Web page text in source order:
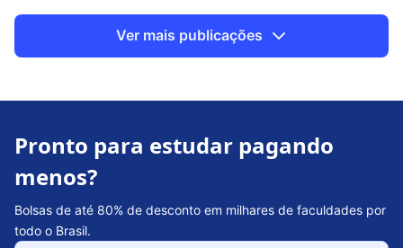
Ver mais publicações
Pronto para estudar pagando
menos?
Bolsas de até 80% de desconto em milhares de faculdades por
todo o Brasil.